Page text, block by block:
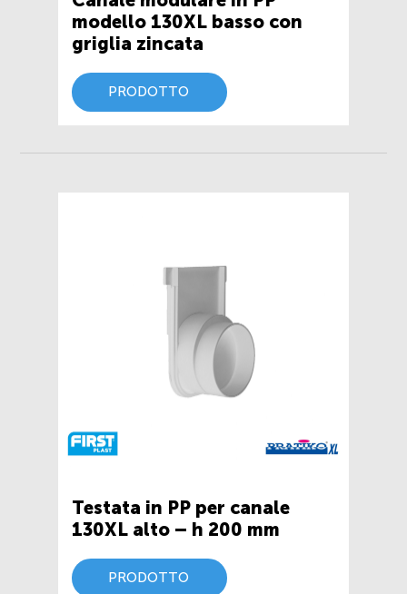
modello 130XL basso con
griglia zincata
PRODOTTO
Testata in PP per canale
130XL alto – h 200 mm
PRODOTTO